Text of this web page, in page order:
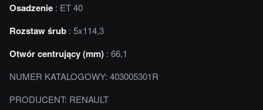
Osadzenie : ET 40
Rozstaw śrub : 5x114,3
Otwór centrujący (mm) : 66,1
NUMER KATALOGOWY: 403005301R
PRODUCENT: RENAULT